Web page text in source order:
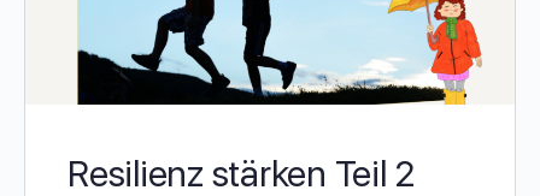
Resilienz stärken Teil 2